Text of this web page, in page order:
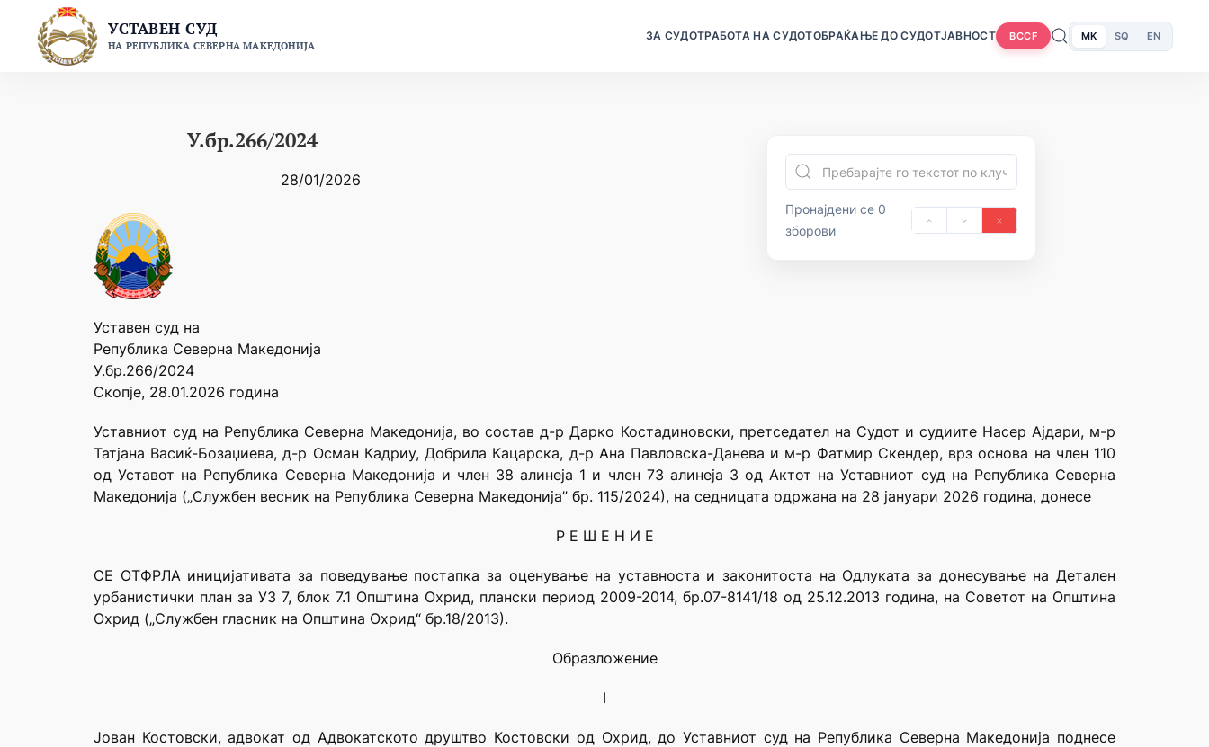
content
УСТАВЕН СУД
НА РЕПУБЛИКА СЕВЕРНА МАКЕДОНИЈА
ЗА СУДОТРАБОТА НА СУДОТОБРАЌАЊЕ ДО СУДОТЈАВНОСТ BCCF MK SQ EN
У.бр.266/2024
28/01/2026
Пронајдени се 0
зборови
Уставен суд на
Република Северна Македонија
У.бр.266/2024
Скопје, 28.01.2026 година
Уставниот суд на Република Северна Македонија, во состав д-р Дарко Костадиновски, претседател на Судот и судиите Насер Ајдари, м-р
Татјана Васиќ-Бозаџиева, д-р Осман Кадриу, Добрила Кацарска, д-р Ана Павловска-Данева и м-р Фатмир Скендер, врз основа на член 110
од Уставот на Република Северна Македонија и член 38 алинеја 1 и член 73 алинеја 3 од Актот на Уставниот суд на Република Северна
Македонија („Службен весник на Република Северна Македонија” бр. 115/2024), на седницата одржана на 28 јануари 2026 година, донесе
Р Е Ш Е Н И Е
СЕ ОТФРЛА иницијативата за поведување постапка за оценување на уставноста и законитоста на Одлуката за донесување на Детален
урбанистички план за УЗ 7, блок 7.1 Општина Охрид, плански период 2009-2014, бр.07-8141/18 од 25.12.2013 година, на Советот на Општина
Охрид („Службен гласник на Општина Охрид“ бр.18/2013).
Образложение
I
Јован Костовски, адвокат од Адвокатското друштво Костовски од Охрид, до Уставниот суд на Република Северна Македонија поднесе